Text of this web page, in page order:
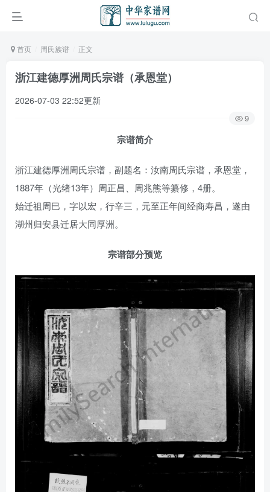
首页 周氏族谱 正文
浙江建德厚洲周氏宗谱（承恩堂）
2026-07-03 22:52更新
9
宗谱简介
浙江建德厚洲周氏宗谱，副题名：汝南周氏宗谱，承恩堂，
1887年（光绪13年）周正昌、周兆熊等纂修，4册。
始迁祖周巳，字以宏，行辛三，元至正年间经商寿昌，遂由
湖州归安县迁居大同厚洲。
宗谱部分预览